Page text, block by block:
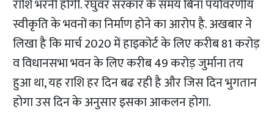
राशि भरनी होगी. रघुवर सरकार के समय बिना पर्यावरणीय
स्वीकृति के भवनों का निर्माण होने का आरोप है. अखबार ने
लिखा है कि मार्च 2020 में हाइकोर्ट के लिए करीब 81 करोड़
व विधानसभा भवन के लिए करीब 49 करोड़ जुर्माना तय
हुआ था, यह राशि हर दिन बढ रही है और जिस दिन भुगतान
होगा उस दिन के अनुसार इसका आकलन होगा.